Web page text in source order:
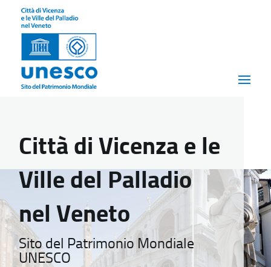
Città di Vicenza e le
Ville del Palladio
nel Veneto
Sito del Patrimonio Mondiale
UNESCO